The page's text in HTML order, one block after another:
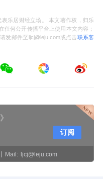
乐居财经立场。 本文著作权，归乐
任何公开传播平台上使用本文内容；
发邮件至ljcj@leju.com或点击联系客
Mail: ljcj@leju.com
订阅